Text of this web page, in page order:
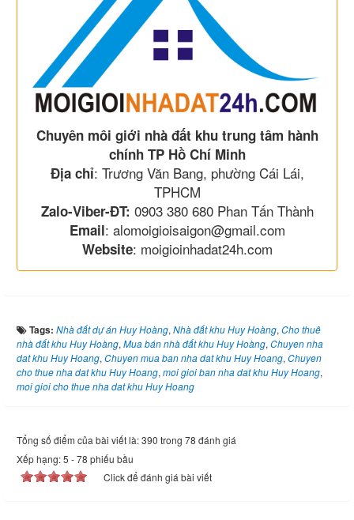
Chuyên môi giới nhà đất khu trung tâm hành
chính TP Hồ Chí Minh
Địa chỉ: Trương Văn Bang, phường Cái Lái,
TPHCM
Zalo-Viber-ĐT: 0903 380 680 Phan Tấn Thành
Email: alomoigioisaigon@gmail.com
Website: moigioinhadat24h.com
Tags: Nhà đất dự án Huy Hoàng, Nhà đất khu Huy Hoàng, Cho thuê
nhà đất khu Huy Hoàng, Mua bán nhà đất khu Huy Hoàng, Chuyen nha
dat khu Huy Hoang, Chuyen mua ban nha dat khu Huy Hoang, Chuyen
cho thue nha dat khu Huy Hoang, moi gioi ban nha dat khu Huy Hoang,
moi gioi cho thue nha dat khu Huy Hoang
Tổng số điểm của bài viết là: 390 trong 78 đánh giá
Xếp hạng:5 -78 phiếu bầu
Click để đánh giá bài viết